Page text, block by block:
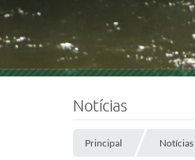
Notícias
Principal Notícias